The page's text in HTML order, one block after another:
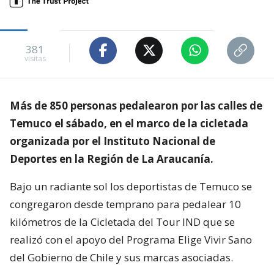
381
visitas
Más de 850 personas pedalearon por las calles de
Temuco el sábado, en el marco de la cicletada
organizada por el Instituto Nacional de
Deportes en la Región de La Araucanía.
Bajo un radiante sol los deportistas de Temuco se
congregaron desde temprano para pedalear 10
kilómetros de la Cicletada del Tour IND que se
realizó con el apoyo del Programa Elige Vivir Sano
del Gobierno de Chile y sus marcas asociadas.